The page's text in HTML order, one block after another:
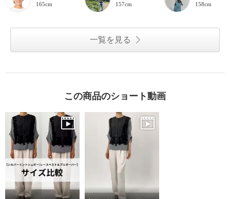
165cm 157cm 158cm
一覧を見る
この商品のショート動画